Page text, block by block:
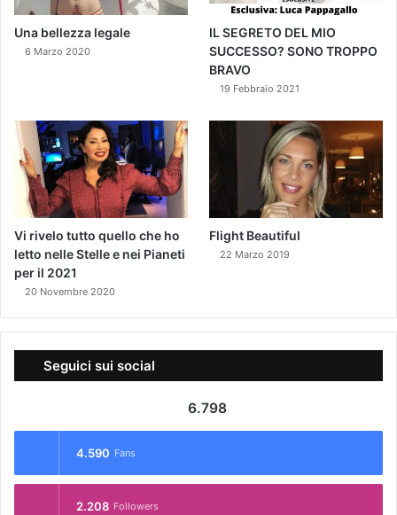
Una bellezza legale
6 Marzo 2020
IL SEGRETO DEL MIO
SUCCESSO? SONO TROPPO
BRAVO
19 Febbraio 2021
Vi rivelo tutto quello che ho
letto nelle Stelle e nei Pianeti
per il 2021
20 Novembre 2020
Flight Beautiful
22 Marzo 2019
Seguici sui social
6.798
4.590 Fans
2.208 Followers